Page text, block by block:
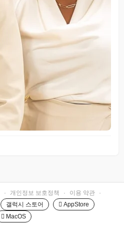
· 개인정보 보호정책 · 이용 약관
·
갤럭시 스토어
 AppStore
 MacOS